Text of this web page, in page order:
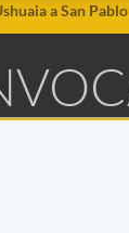
a San Pablo